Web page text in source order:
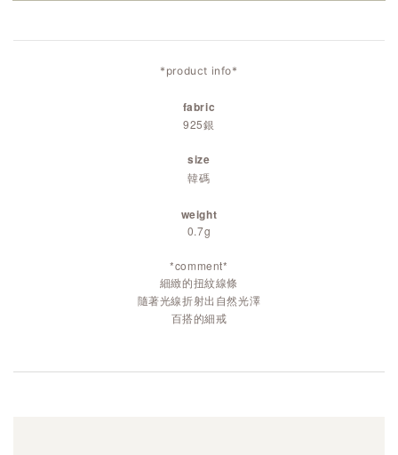
*product info*
fabric
925銀
size
韓碼
weight
0.7g
*comment*
細緻的扭紋線條
隨著光線折射出自然光澤
百搭的細戒